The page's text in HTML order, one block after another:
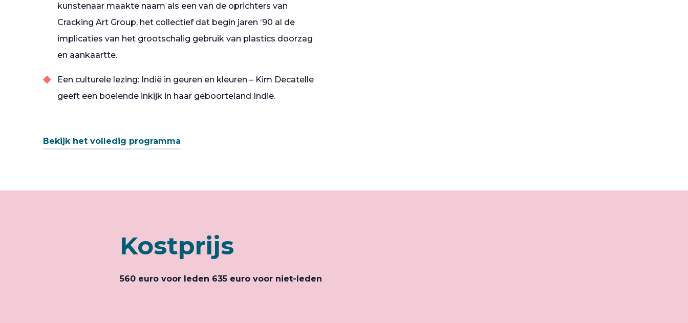
kunstenaar maakte naam als een van de oprichters van
Cracking Art Group, het collectief dat begin jaren ‘90 al de
implicaties van het grootschalig gebruik van plastics doorzag
en aankaartte.
Een culturele lezing: Indië in geuren en kleuren – Kim Decatelle
geeft een boeiende inkijk in haar geboorteland Indië.
Bekijk het volledig programma
Kostprijs
560 euro voor leden 635 euro voor niet-leden